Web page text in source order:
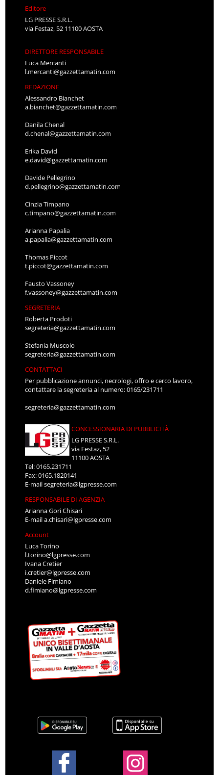
Editore
LG PRESSE S.R.L.
via Festaz, 52 11100 AOSTA
DIRETTORE RESPONSABILE
Luca Mercanti
l.mercanti@gazzettamatin.com
REDAZIONE
Alessandro Bianchet
a.bianchet@gazzettamatin.com
Danila Chenal
d.chenal@gazzettamatin.com
Erika David
e.david@gazzettamatin.com
Davide Pellegrino
d.pellegrino@gazzettamatin.com
Cinzia Timpano
c.timpano@gazzettamatin.com
Arianna Papalia
a.papalia@gazzettamatin.com
Thomas Piccot
t.piccot@gazzettamatin.com
Fausto Vassoney
f.vassoney@gazzettamatin.com
SEGRETERIA
Roberta Prodoti
segreteria@gazzettamatin.com
Stefania Muscolo
segreteria@gazzettamatin.com
CONTATTACI
Per pubblicazione annunci, necrologi, offro e cerco lavoro,
contattare la segreteria al numero: 0165/231711
segreteria@gazzettamatin.com
CONCESSIONARIA DI PUBBLICITÀ
LG PRESSE S.R.L.
via Festaz, 52
11100 AOSTA
Tel: 0165.231711
Fax: 0165.1820141
E-mailsegreteria@lgpresse.com
RESPONSABILE DI AGENZIA
Arianna Gori Chisari
E-maila.chisari@lgpresse.com
Account
Luca Torino
l.torino@lgpresse.com
Ivana Cretier
i.cretier@lgpresse.com
Daniele Fimiano
d.fimiano@lgpresse.com